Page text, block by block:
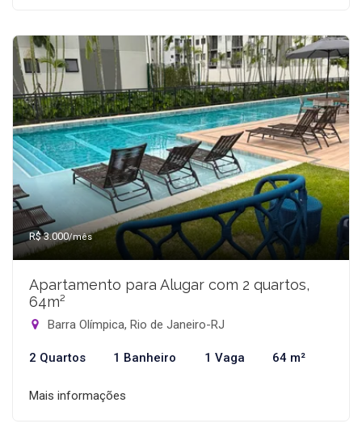
R$ 3.000/mês
Apartamento para Alugar com 2 quartos,
64m²
Barra Olímpica, Rio de Janeiro-RJ
2 Quartos 1 Banheiro 1 Vaga 64 m²
Mais informações